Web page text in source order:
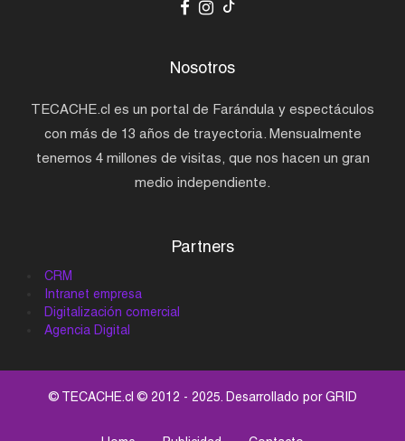
Nosotros
TECACHE.cl es un portal de Farándula y espectáculos
con más de 13 años de trayectoria. Mensualmente
tenemos 4 millones de visitas, que nos hacen un gran
medio independiente.
Partners
CRM
Intranet empresa
Digitalización comercial
Agencia Digital
© TECACHE.cl © 2012 - 2025. Desarrollado porGRID